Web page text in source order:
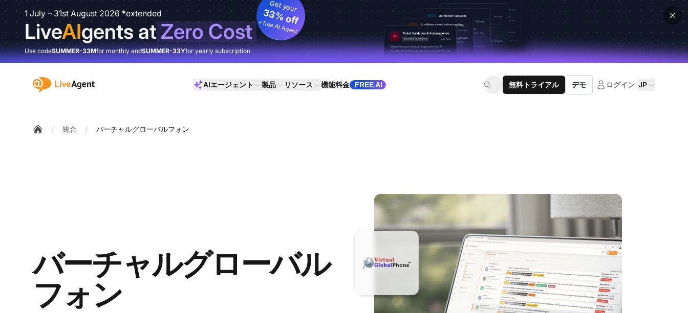
1 July – 31st August 2026 *extended
LiveAIgents atZero Cost
Get your
33% off
+ free AI Agent
Use codeSUMMER-33Mfor monthly andSUMMER-33Yfor yearly subscription
:site.title AIエージェント 製品 リソース 機能料金 FREE AI 無料トライアル デモ ログイン JP
/ 統合 / バーチャルグローバルフォン
バーチャルグローバル
フォン